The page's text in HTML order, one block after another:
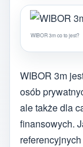
WIBOR 3m co to jest?
WIBOR 3m
osób
ale także dla
finansowych.